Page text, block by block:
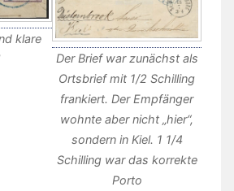
klare
Der Brief war zunächst als
Ortsbrief mit 1/2 Schilling
frankiert. Der Empfänger
wohnte aber nicht „hier“,
sondern in Kiel. 1 1/4
Schilling war das korrekte
Porto